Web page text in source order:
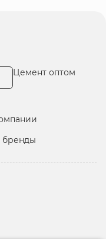
надежно
что
устойчивыми к
Гидрофобизация
Цемент оптом
бренды